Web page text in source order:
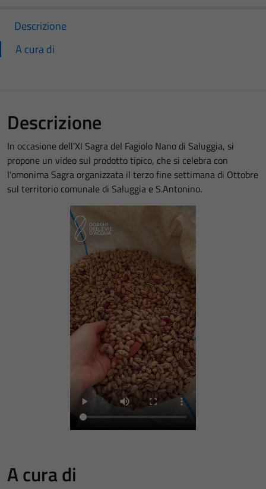
Descrizione
A cura di
Descrizione
In occasione dell'XI Sagra del Fagiolo Nano di Saluggia, si
propone un video sul prodotto tipico, che si celebra con
l'omonima Sagra organizzata il terzo fine settimana di Ottobre
sul territorio comunale di Saluggia e S.Antonino.
A cura di